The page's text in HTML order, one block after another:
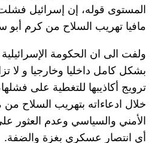
المستوى قوله، إن إسرائيل
مافيا تهريب السلاح من كرم أبو
ولفت الى ان الحكومة
بشكل كامل داخليا وخارجيا و لا
ترويج أكاذيبها للتغطية على
خلال ادعاءاته بتهريب السلاح
الأمني والسياسي وعدم العثور
أي انتصار عسكري بغزة والضفة.